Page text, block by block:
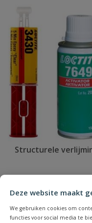
Deze website maakt
We gebruiken cookies om
functies voor social media te
Structurele
NIEUWSBRIEF